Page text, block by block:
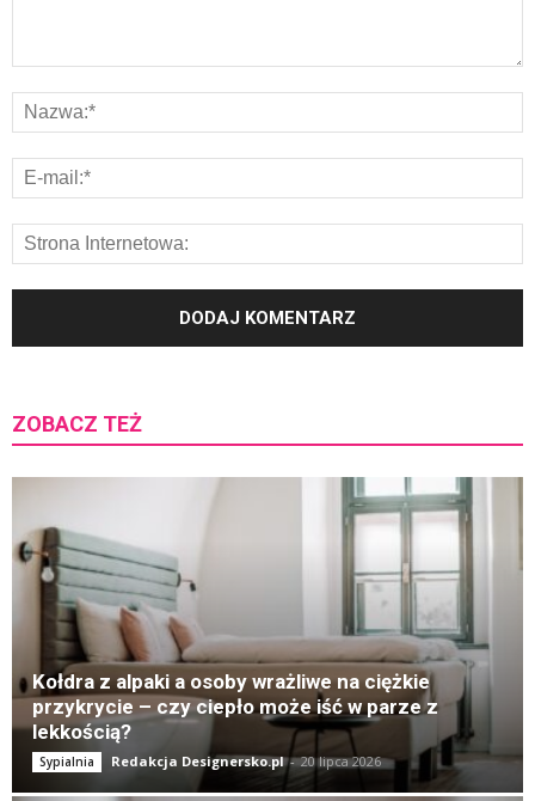
ZOBACZ TEŻ
Kołdra z alpaki a osoby wrażliwe na ciężkie
przykrycie – czy ciepło może iść w parze z
lekkością?
Sypialnia Redakcja Designersko.pl - 20 lipca 2026